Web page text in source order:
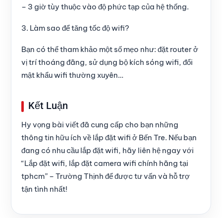
– 3 giờ tùy thuộc vào độ phức tạp của hệ thống.
3. Làm sao để tăng tốc độ wifi?
Bạn có thể tham khảo một số mẹo như: đặt router ở
vị trí thoáng đãng, sử dụng bộ kích sóng wifi, đổi
mật khẩu wifi thường xuyên…
Kết Luận
Hy vọng bài viết đã cung cấp cho bạn những
thông tin hữu ích về lắp đặt wifi ở Bến Tre. Nếu bạn
đang có nhu cầu lắp đặt wifi, hãy liên hệ ngay với
“Lắp đặt wifi, lắp đặt camera wifi chính hãng tại
tphcm” – Trường Thịnh để được tư vấn và hỗ trợ
tận tình nhất!